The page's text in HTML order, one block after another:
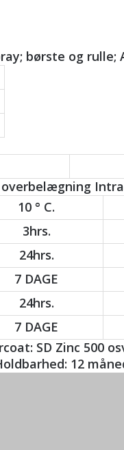
børste og rulle;
10 ° C.
3hrs.
24hrs.
7 DAGE
24hrs.
7 DAGE
SD Zinc 500
12